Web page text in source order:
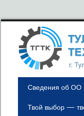
Сведения об ОО
Твой выбор —